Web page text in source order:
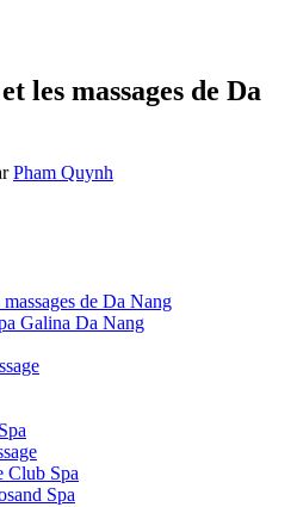
les massages de Da
Pham Quynh
de Da Nang
Galina Da Nang
Club Spa
Spa